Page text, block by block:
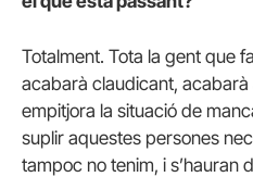
Totalment. Tota la gent que
acabarà claudicant,
empitjora la situació de
suplir aquestes persones
tampoc no tenim, i s’hauran